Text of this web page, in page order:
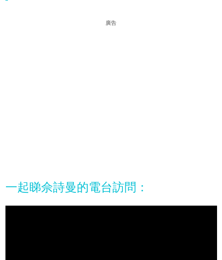
廣告
一起睇佘詩曼的電台訪問：